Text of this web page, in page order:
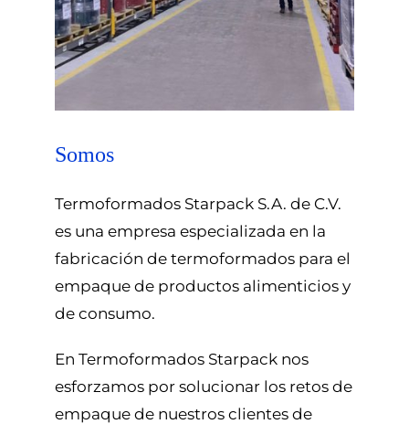
Somos
Termoformados Starpack S.A. de C.V.
es una empresa especializada en la
fabricación de termoformados para el
empaque de productos alimenticios y
de consumo.
En Termoformados Starpack nos
esforzamos por solucionar los retos de
empaque de nuestros clientes de